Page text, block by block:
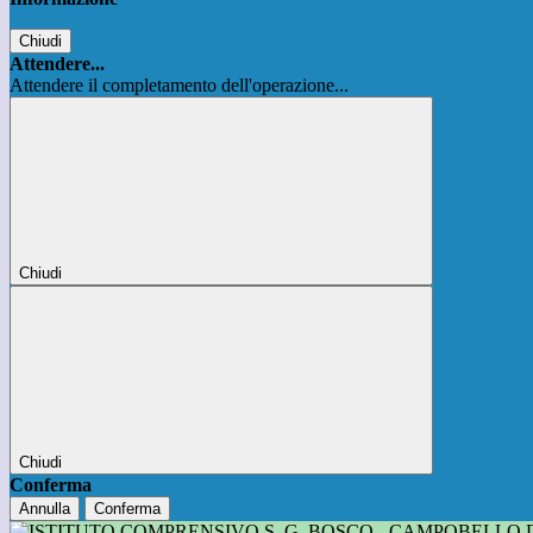
Chiudi
Attendere...
Attendere il completamento dell'operazione...
Chiudi
Chiudi
Conferma
Annulla Conferma